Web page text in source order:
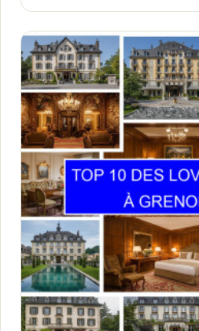
d'hôtes,...